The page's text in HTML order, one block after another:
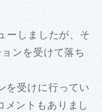
ーしましたが、そ
ンを受けて落ち
を受けに行ってい
メントもありまし